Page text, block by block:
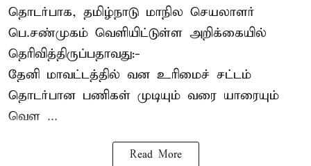
தொடர்பாக, தமிழ்நாடு மாநில செயலாளர்
பெ.சண்முகம் வெளியிட்டுள்ள அறிக்கையில்
தெரிவித்திருப்பதாவது:-
தேனி மாவட்டத்தில் வன உரிமைச் சட்டம்
தொடர்பான பணிகள் முடியும் வரை யாரையும்
வெள ...
Read More